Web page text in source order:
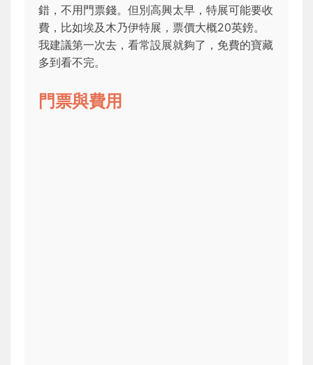
錯，不用門票錢。但別高興太早，特展可能要收
費，比如埃及木乃伊特展，票價大概20英鎊。
我建議第一次去，看常設展就夠了，免費的寶藏
多到看不完。
門票與費用